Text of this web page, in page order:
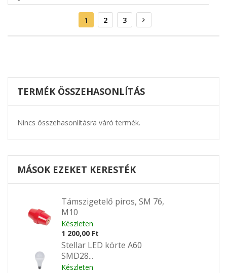
Oldal
Aktuális
oldal
1 Oldal
2 Oldal
3 Oldal
Következő
TERMÉK ÖSSZEHASONLÍTÁS
Nincs összehasonlításra váró termék.
MÁSOK EZEKET KERESTÉK
Támszigetelő piros, SM 76,
M10
Készleten
1 200,00 Ft
Stellar LED körte A60
SMD28...
Készleten